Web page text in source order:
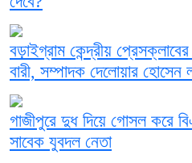
বড়াইগ্রাম কেন্দ্রীয়
বারী, সম্পাদক দেলোয়ার হোসেন
গাজীপুরে দুধ দিয়ে গোসল করে
সাবেক যুবদল নেতা